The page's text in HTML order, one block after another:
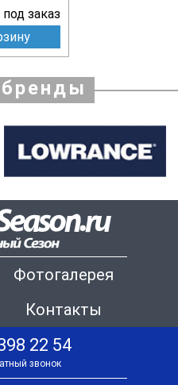
под заказ
Фотогалерея
Контакты
22 54
звонок